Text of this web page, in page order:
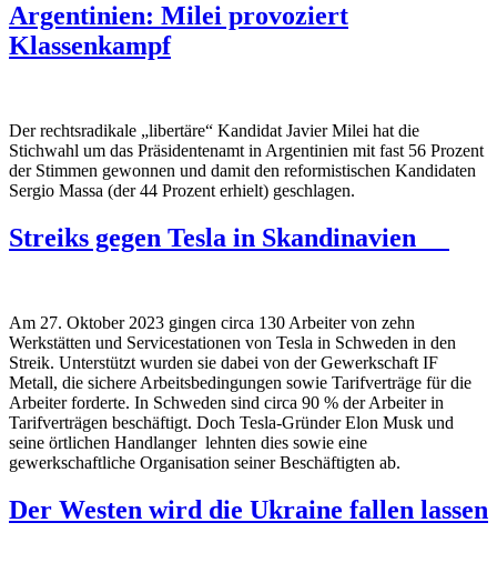
Argentinien: Milei provoziert
Klassenkampf
Der rechtsradikale „libertäre“ Kandidat Javier Milei hat die
Stichwahl um das Präsidentenamt in Argentinien mit fast 56 Prozent
der Stimmen gewonnen und damit den reformistischen Kandidaten
Sergio Massa (der 44 Prozent erhielt) geschlagen.
Streiks gegen Tesla in Skandinavien
Am 27. Oktober 2023 gingen circa 130 Arbeiter von zehn
Werkstätten und Servicestationen von Tesla in Schweden in den
Streik. Unterstützt wurden sie dabei von der Gewerkschaft IF
Metall, die sichere Arbeitsbedingungen sowie Tarifverträge für die
Arbeiter forderte. In Schweden sind circa 90 % der Arbeiter in
Tarifverträgen beschäftigt. Doch Tesla-Gründer Elon Musk und
seine örtlichen Handlanger lehnten dies sowie eine
gewerkschaftliche Organisation seiner Beschäftigten ab.
Der Westen wird die Ukraine fallen lassen